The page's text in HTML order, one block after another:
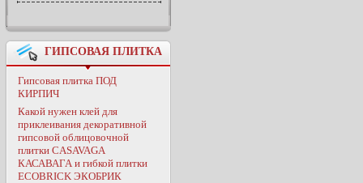
ГИПСОВАЯ ПЛИТКА
Гипсовая плитка ПОД
КИРПИЧ
Какой нужен клей для
приклеивания декоративной
гипсовой облицовочной
плитки CASAVAGA
КАСАВАГА и гибкой плитки
ECOBRICK ЭКОБРИК